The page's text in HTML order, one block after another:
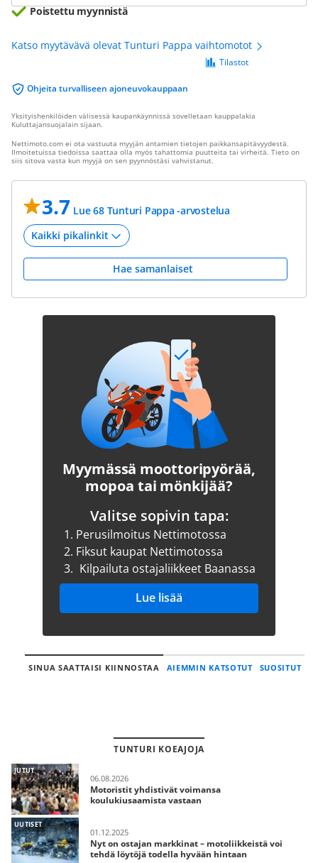
Poistettu myynnistä
Katso myytävävä olevat Tunturi Pappa vaihtomotot
Ohjeita turvalliseen ajoneuvokauppaan
Tilastot
Yksityishenkilöiden välisessä kaupankäynnissä sovelletaan kauppalakia
Kuluttajansuojalain sijaan.
Nettimoto.com ei ota vastuuta myyjän antamien tietojen paikkansapitävyydestä.
Ilmoitetuissa tiedoissa saattaa olla myös tahattomia puutteita tai virheitä. Tieto on
siis sitova vasta kun myyjä on sen pyynnöstäsi vahvistanut.
3.7 Lue 68 Tunturi Pappa -arvostelua
Hae samanlaiset
Myymässä moottoripyörää,
mopoa tai mönkijää?
Valitse sopivin tapa:
1. Perusilmoitus Nettimotossa
2. Fiksut kaupat Nettimotossa
3. Kilpailuta ostajaliikkeet Baanassa
Lue lisää
SINUA SAATTAISI KIINNOSTAA AIEMMIN KATSOTUT SUOSITUT
TUNTURI KOEAJOJA
JUTUT
06.08.2026
Motoristit yhdistivät voimansa
koulukiusaamista vastaan
UUTISET
01.12.2025
Nyt on ostajan markkinat – motoliikkeistä voi
tehdä löytöjä todella hyvään hintaan